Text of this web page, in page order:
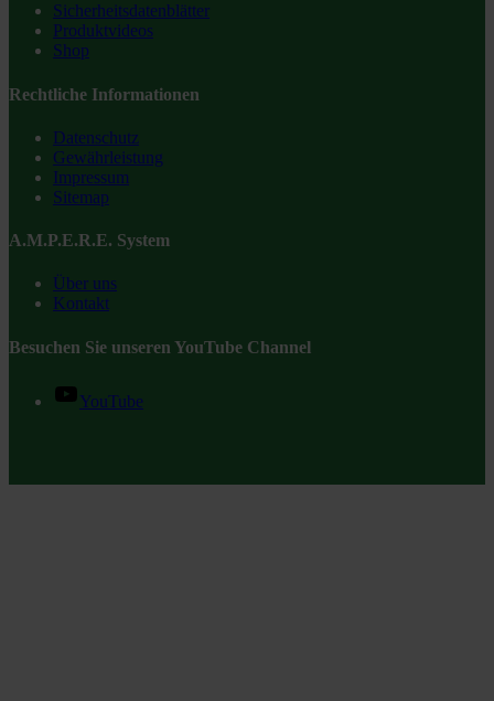
Sicherheitsdatenblätter
Produktvideos
Shop
Rechtliche Informationen
Datenschutz
Gewährleistung
Impressum
Sitemap
A.M.P.E.R.E. System
Über uns
Kontakt
Besuchen Sie unseren YouTube Channel
YouTube